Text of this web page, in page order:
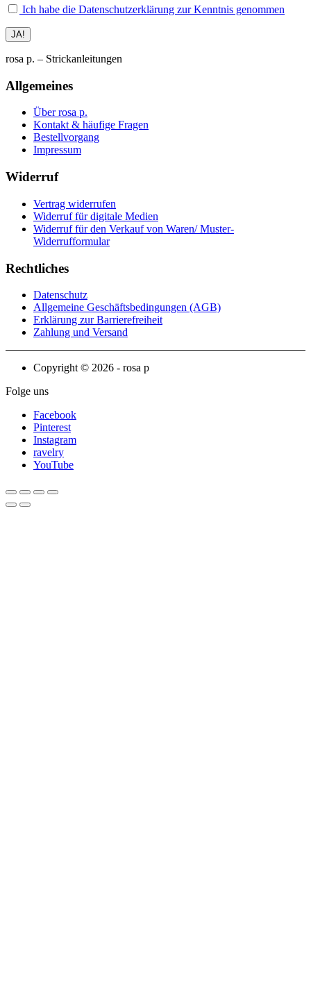
Ich habe die Datenschutzerklärung zur Kenntnis genommen
rosa p. – Strickanleitungen
Allgemeines
Über rosa p.
Kontakt & häufige Fragen
Bestellvorgang
Impressum
Widerruf
Vertrag widerrufen
Widerruf für digitale Medien
Widerruf für den Verkauf von Waren/ Muster-
Widerrufformular
Rechtliches
Datenschutz
Allgemeine Geschäftsbedingungen (AGB)
Erklärung zur Barrierefreiheit
Zahlung und Versand
Copyright © 2026 - rosa p
Folge uns
Facebook
Pinterest
Instagram
ravelry
YouTube